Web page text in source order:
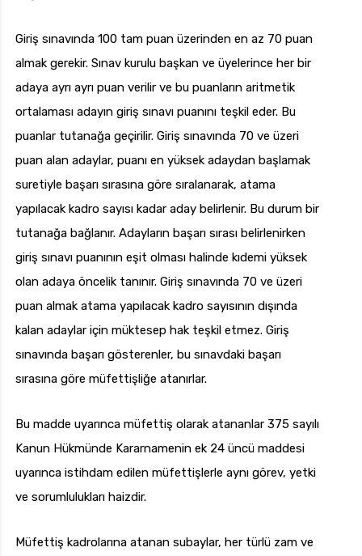
Giriş sınavında 100 tam puan üzerinden en az 70 puan
almak gerekir. Sınav kurulu başkan ve üyelerince her bir
adaya ayrı ayrı puan verilir ve bu puanların aritmetik
ortalaması adayın giriş sınavı puanını teşkil eder. Bu
puanlar tutanağa geçirilir. Giriş sınavında 70 ve üzeri
puan alan adaylar, puanı en yüksek adaydan başlamak
suretiyle başarı sırasına göre sıralanarak, atama
yapılacak kadro sayısı kadar aday belirlenir. Bu durum bir
tutanağa bağlanır. Adayların başarı sırası belirlenirken
giriş sınavı puanının eşit olması halinde kıdemi yüksek
olan adaya öncelik tanınır. Giriş sınavında 70 ve üzeri
puan almak atama yapılacak kadro sayısının dışında
kalan adaylar için müktesep hak teşkil etmez. Giriş
sınavında başarı gösterenler, bu sınavdaki başarı
sırasına göre müfettişliğe atanırlar.
Bu madde uyarınca müfettiş olarak atananlar 375 sayılı
Kanun Hükmünde Kararnamenin ek 24 üncü maddesi
uyarınca istihdam edilen müfettişlerle aynı görev, yetki
ve sorumlulukları haizdir.
Müfettiş kadrolarına atanan subaylar, her türlü zam ve